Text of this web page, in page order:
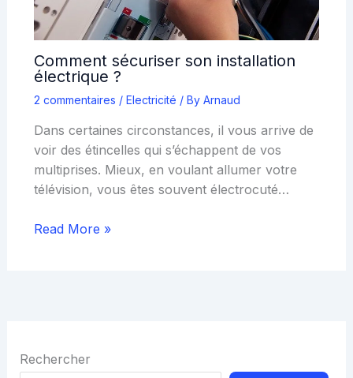
Comment sécuriser son installation
électrique ?
2 commentaires / Electricité / By Arnaud
Dans certaines circonstances, il vous arrive de
voir des étincelles qui s’échappent de vos
multiprises. Mieux, en voulant allumer votre
télévision, vous êtes souvent électrocuté…
Read More »
Rechercher